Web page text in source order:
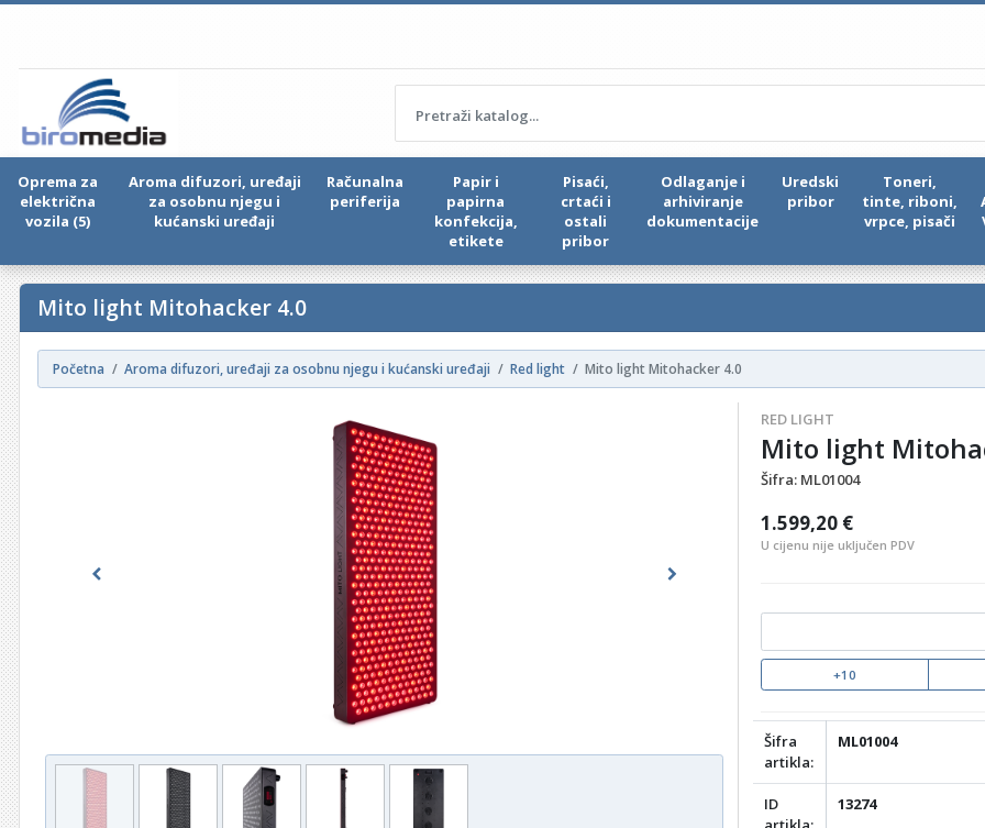
Oprema za
električna
vozila (5)
Aroma difuzori, uređaji
za osobnu njegu i
kućanski uređaji
Računalna
periferija
Papir i
papirna
konfekcija,
etikete
Pisaći,
crtaći i
ostali
pribor
Odlaganje i
arhiviranje
dokumentacije
Uredski
pribor
Toneri,
tinte, riboni,
vrpce, pisači
Mito light Mitohacker 4.0
Početna Aroma difuzori, uređaji za osobnu njegu i kućanski uređaji Red light Mito light Mitohacker 4.0
Previous Next
RED LIGHT
Mito light
Šifra: ML01004
1.599,20 €
U cijenu nije uključen PDV
+10
Šifra
artikla:
ML01004
ID
13274